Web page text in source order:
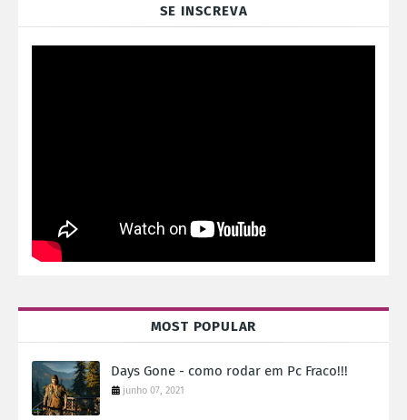
SE INSCREVA
MOST POPULAR
Days Gone - como rodar em Pc Fraco!!!
junho 07, 2021